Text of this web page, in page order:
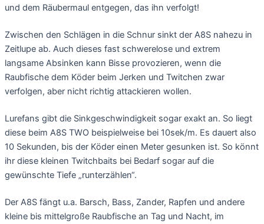
und dem Räubermaul entgegen, das ihn verfolgt!
Zwischen den Schlägen in die Schnur sinkt der A8S nahezu in
Zeitlupe ab. Auch dieses fast schwerelose und extrem
langsame Absinken kann Bisse provozieren, wenn die
Raubfische dem Köder beim Jerken und Twitchen zwar
verfolgen, aber nicht richtig attackieren wollen.
Lurefans gibt die Sinkgeschwindigkeit sogar exakt an. So liegt
diese beim A8S TWO beispielweise bei 10sek/m. Es dauert also
10 Sekunden, bis der Köder einen Meter gesunken ist. So könnt
ihr diese kleinen Twitchbaits bei Bedarf sogar auf die
gewünschte Tiefe „runterzählen“.
Der A8S fängt u.a. Barsch, Bass, Zander, Rapfen und andere
kleine bis mittelgroße Raubfische an Tag und Nacht, im